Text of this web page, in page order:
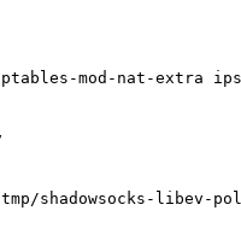
mod-nat-extra
shadowsocks-libev-